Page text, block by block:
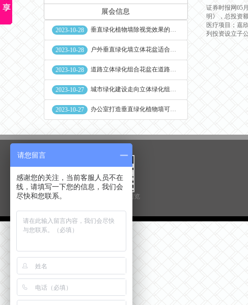
展会信息
2023-10-28 垂直绿化植物墙除视觉效果的作用外其他作用
2023-10-28 户外垂直绿化墙立体花盆适合种什么植物
2023-10-28 道路立体绿化组合花盆在道路绿化中的使用
2023-10-27 城市绿化建设走向立体绿化组合花盆空间
2023-10-27 办公室打造垂直绿化植物墙可缓解员工压力
证券时报网05
明》，总投资
医疗项目；嘉
列投资设立子
扫一扫用手机浏览
请您留言
感谢您的关注，当前客服人员不在
线，请填写一下您的信息，我们会
尽快和您联系。